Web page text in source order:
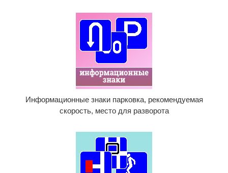
Информационные знаки парковка, рекомендуемая
скорость, место для разворота